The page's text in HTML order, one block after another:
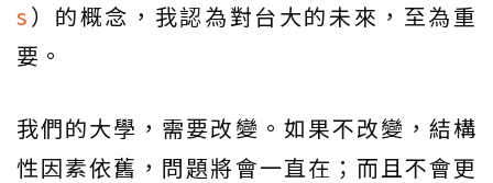
s）的概念，我認為對台大的未來，至為重
要。
我們的大學，需要改變。如果不改變，結構
性因素依舊，問題將會一直在；而且不會更